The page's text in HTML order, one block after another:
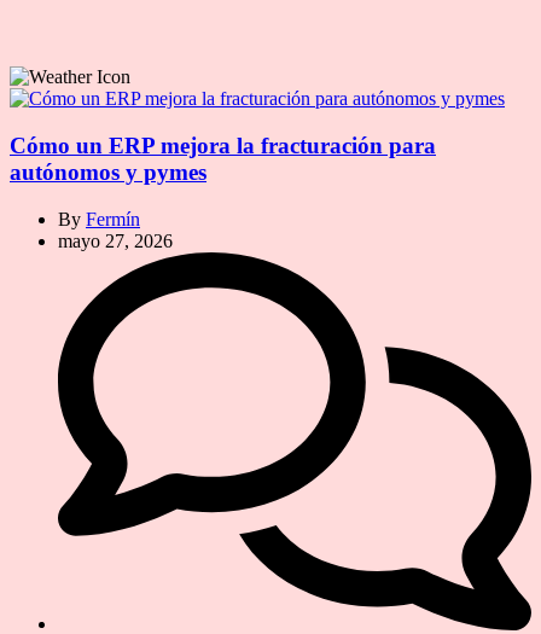
Cómo un ERP mejora la fracturación para
autónomos y pymes
By Fermín
mayo 27, 2026